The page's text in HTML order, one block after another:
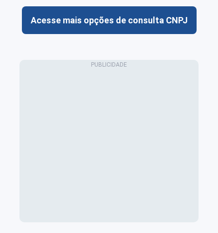
Acesse mais opções de consulta CNPJ